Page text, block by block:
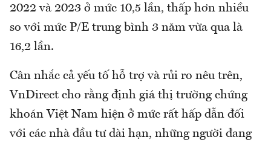
2022 và 2023 ở mức 10,5 lần, thấp hơn nhiều
so với mức P/E trung bình 3 năm vừa qua là
16,2 lần.
Cân nhắc cả yếu tố hỗ trợ và rủi ro nêu trên,
VnDirect cho rằng định giá thị trường chứng
khoán Việt Nam hiện ở mức rất hấp dẫn đối
với các nhà đầu tư dài hạn, những người đang